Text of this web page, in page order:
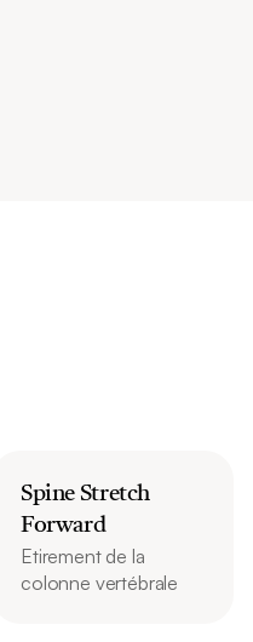
Spine Stretch
Forward
Etirement de la
colonne vertébrale